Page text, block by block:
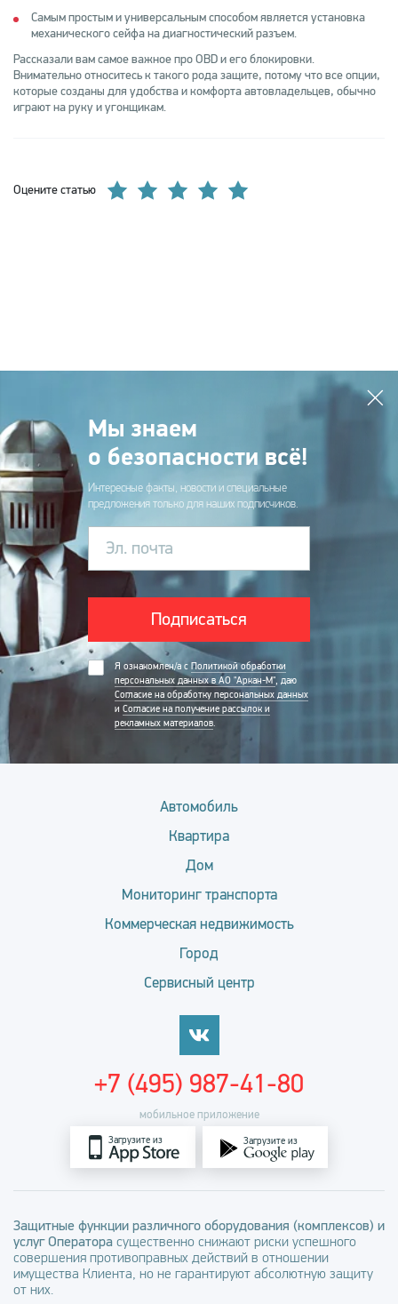
Самым простым и универсальным способом является установка
механического сейфа на диагностический разъем.
Рассказали вам самое важное про OBD и его блокировки.
Внимательно относитесь к такого рода защите, потому что все опции,
которые созданы для удобства и комфорта автовладельцев, обычно
играют на руку и угонщикам.
Оцените статью
Мы знаем
о безопасности всё!
Интересные факты, новости и специальные
предложения только для наших подписчиков.
Эл. почта
Подписаться
Я ознакомлен/а с Политикой обработки
персональных данных в АО "Аркан-М", даю
Согласие на обработку персональных данных
и Согласие на получение рассылок и
рекламных материалов.
Автомобиль
Квартира
Дом
Мониторинг транспорта
Коммерческая недвижимость
Город
Сервисный центр
мобильное приложение
Загрузите из Загрузите из
+7 (495) 987-41-80
Защитные функции различного оборудования (комплексов) и
услуг Оператора существенно снижают риски успешного
совершения противоправных действий в отношении
имущества Клиента, но не гарантируют абсолютную защиту
от них.